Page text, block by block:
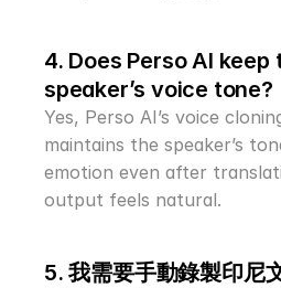
4. Does Perso AI keep
speaker’s voice tone?
Yes, Perso AI’s voice
maintains the speaker’s
emotion even after
output feels natural.
5. 我需要手動錄製印尼